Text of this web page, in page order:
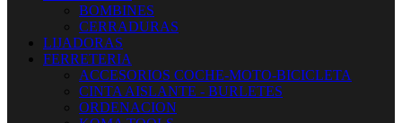
BOMBINES
CERRADURAS
LIJADORAS
FERRETERIA
ACCESORIOS COCHE-MOTO-BICICLETA
CINTA AISLANTE - BURLETES
ORDENACION